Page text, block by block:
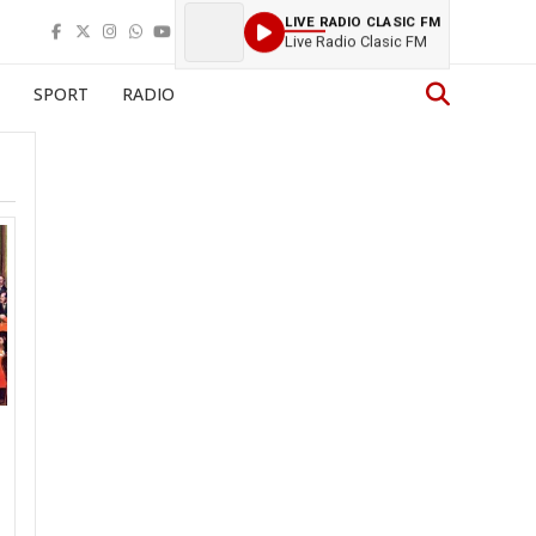
LIVE RADIO CLASIC FM
Live Radio Clasic FM
SPORT RADIO